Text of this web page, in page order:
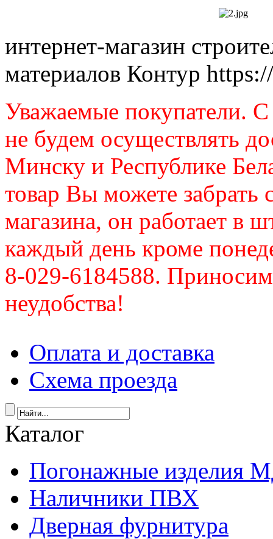
интернет-магазин
материалов Контур
Уважаемые покупатели.
не будем осуществлять
Минску и Республике
товар Вы можете забрать
магазина, он работает в
каждый день кроме
8-029-6184588. Приносим
неудобства!
Оплата и доставка
Схема проезда
Каталог
Погонажные изделия
Наличники ПВХ
Дверная фурнитура